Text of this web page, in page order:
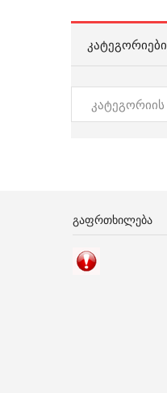
ᲙᲐᲢᲔᲒᲝᲠᲘᲔᲑᲘ
კატეგორიები
ᲒᲐᲤᲠᲗᲮᲘᲚᲔᲑᲐ